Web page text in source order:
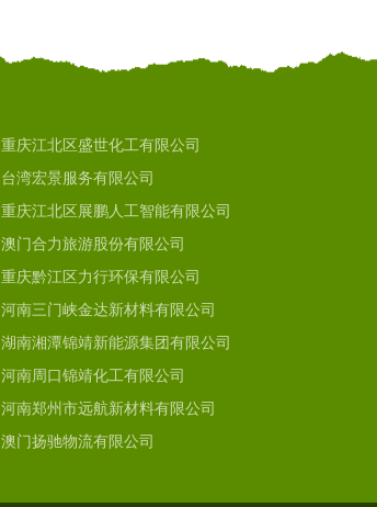
重庆江北区盛世化工有限公司
台湾宏景服务有限公司
重庆江北区展鹏人工智能有限公司
澳门合力旅游股份有限公司
重庆黔江区力行环保有限公司
河南三门峡金达新材料有限公司
湖南湘潭锦靖新能源集团有限公司
河南周口锦靖化工有限公司
河南郑州市远航新材料有限公司
澳门扬驰物流有限公司